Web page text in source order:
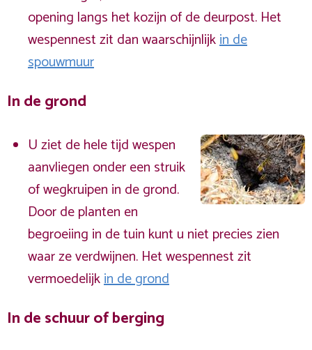
opening langs het kozijn of de deurpost. Het
wespennest zit dan waarschijnlijkin de
spouwmuur
In de grond
U ziet de hele tijd wespen
aanvliegen onder een struik
of wegkruipen in de grond.
Door de planten en
begroeiing in de tuin kunt u niet precies zien
waar ze verdwijnen. Het wespennest zit
vermoedelijkin de grond
In de schuur of berging